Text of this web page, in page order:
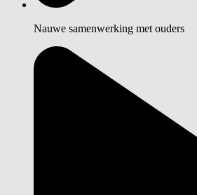
Nauwe samenwerking met ouders